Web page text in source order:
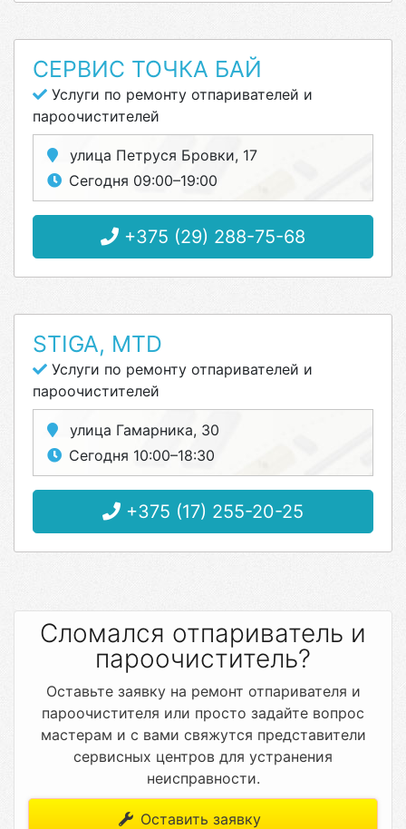
СЕРВИС ТОЧКА БАЙ
Услуги по ремонту отпаривателей и
пароочистителей
улица Петруся Бровки, 17
Сегодня 09:00–19:00
+375 (29) 288-75-68
STIGA, MTD
Услуги по ремонту отпаривателей и
пароочистителей
улица Гамарника, 30
Сегодня 10:00–18:30
+375 (17) 255-20-25
Сломался отпариватель и
пароочиститель?
Оставьте заявку на ремонт отпаривателя и
пароочистителя или просто задайте вопрос
мастерам и с вами свяжутся представители
сервисных центров для устранения
неисправности.
Оставить заявку